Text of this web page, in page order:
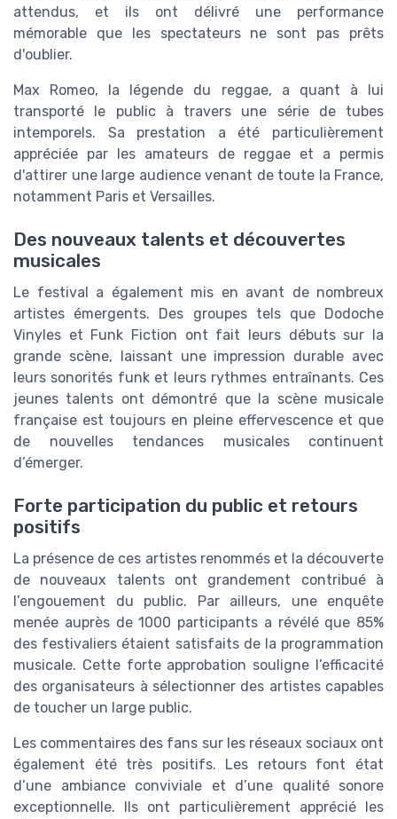
attendus, et ils ont délivré une performance
mémorable que les spectateurs ne sont pas prêts
d'oublier.
Max Romeo, la légende du reggae, a quant à lui
transporté le public à travers une série de tubes
intemporels. Sa prestation a été particulièrement
appréciée par les amateurs de reggae et a permis
d'attirer une large audience venant de toute la France,
notamment Paris et Versailles.
Des nouveaux talents et découvertes
musicales
Le festival a également mis en avant de nombreux
artistes émergents. Des groupes tels que Dodoche
Vinyles et Funk Fiction ont fait leurs débuts sur la
grande scène, laissant une impression durable avec
leurs sonorités funk et leurs rythmes entraînants. Ces
jeunes talents ont démontré que la scène musicale
française est toujours en pleine effervescence et que
de nouvelles tendances musicales continuent
d’émerger.
Forte participation du public et retours
positifs
La présence de ces artistes renommés et la découverte
de nouveaux talents ont grandement contribué à
l’engouement du public. Par ailleurs, une enquête
menée auprès de 1000 participants a révélé que 85%
des festivaliers étaient satisfaits de la programmation
musicale. Cette forte approbation souligne l’efficacité
des organisateurs à sélectionner des artistes capables
de toucher un large public.
Les commentaires des fans sur les réseaux sociaux ont
également été très positifs. Les retours font état
d’une ambiance conviviale et d’une qualité sonore
exceptionnelle. Ils ont particulièrement apprécié les